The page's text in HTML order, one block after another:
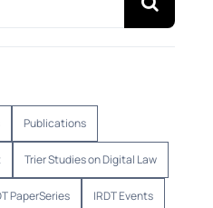
Publications
Trier Studies on Digital Law
PaperSeries IRDT Events